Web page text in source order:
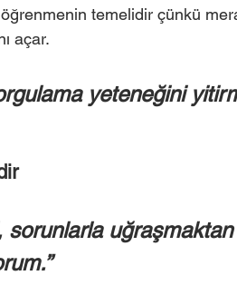
temelidir çünkü
açar.
yeteneğini
sorunlarla uğraşmaktan